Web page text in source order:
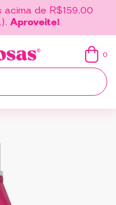
de R$159,00
Aproveite!
0